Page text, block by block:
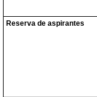
Reserva de aspirantes